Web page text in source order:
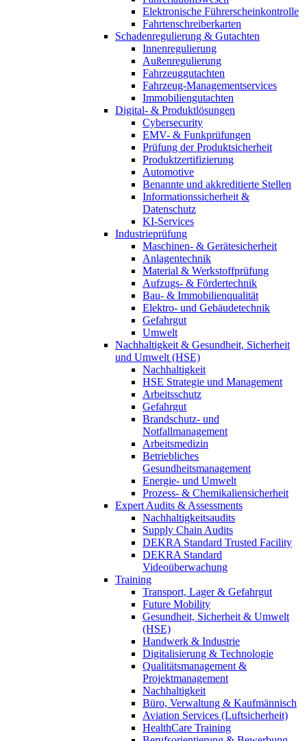
Elektronische Führerscheinkontrolle
Fahrtenschreiberkarten
Schadenregulierung & Gutachten
Innenregulierung
Außenregulierung
Fahrzeuggutachten
Fahrzeug-Managementservices
Immobiliengutachten
Digital- & Produktlösungen
Cybersecurity
EMV- & Funkprüfungen
Prüfung der Produktsicherheit
Produktzertifizierung
Automotive
Benannte und akkreditierte Stellen
Informationssicherheit &
Datenschutz
KI-Services
Industrieprüfung
Maschinen- & Gerätesicherheit
Anlagentechnik
Material & Werkstoffprüfung
Aufzugs- & Fördertechnik
Bau- & Immobilienqualität
Elektro- und Gebäudetechnik
Gefahrgut
Umwelt
Nachhaltigkeit & Gesundheit, Sicherheit
und Umwelt (HSE)
Nachhaltigkeit
HSE Strategie und Management
Arbeitsschutz
Gefahrgut
Brandschutz- und
Notfallmanagement
Arbeitsmedizin
Betriebliches
Gesundheitsmanagement
Energie- und Umwelt
Prozess- & Chemikaliensicherheit
Expert Audits & Assessments
Nachhaltigkeitsaudits
Supply Chain Audits
DEKRA Standard Trusted Facility
DEKRA Standard
Videoüberwachung
Training
Transport, Lager & Gefahrgut
Future Mobility
Gesundheit, Sicherheit & Umwelt
(HSE)
Handwerk & Industrie
Digitalisierung & Technologie
Qualitätsmanagement &
Projektmanagement
Nachhaltigkeit
Büro, Verwaltung & Kaufmännisch
Aviation Services (Luftsicherheit)
HealthCare Training